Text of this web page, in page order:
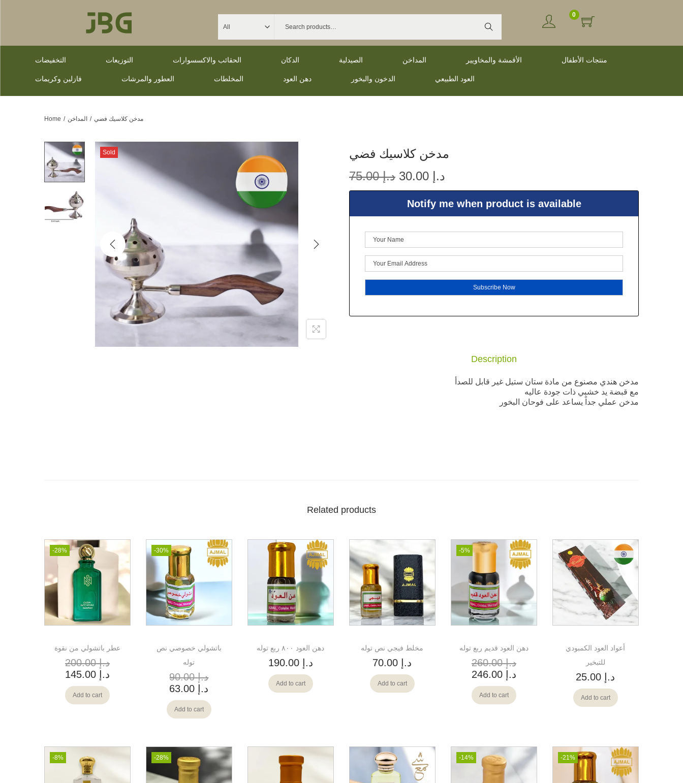
Search
0
التخفيضات التوزيعات الحقائب والاكسسوارات الدكان الصيدلية المداخن الأقمشة والمخاويير منتجات الأطفال
فازلين وكريمات العطور والمرشات المخلطات دهن العود الدخون والبخور العود الطبيعي
Home / المداخن / مدخن كلاسيك فضي
Sold
مدخن كلاسيك فضي
د.إ75.00 د.إ
Notify me when product is available
Description
مدخن هندي مصنوع من مادة ستان ستيل غير قابل للصدأ
مع قبضة يد خشبي ذات جودة عاليه
مدخن عملي جداً يساعد على فوحان البخور
Related products
-28%
عطر باتشولي من نقوة
د.إ200.00
د.إ 145.00
Add to cart
-30%
باتشولي خصوصي نص
توله
د.إ90.00
د.إ
Add to cart
دهن العود ٨٠٠ ربع توله
د.إ 190.00
Add to cart
مخلط فيجي نص توله
د.إ
Add to cart
-5%
دهن العود قديم ربع توله
د.إ260.00
د.إ 246.00
Add to cart
أعواد العود الكمبودي
للتبخير
د.إ
Add to cart
-8% -28% -14% -21%